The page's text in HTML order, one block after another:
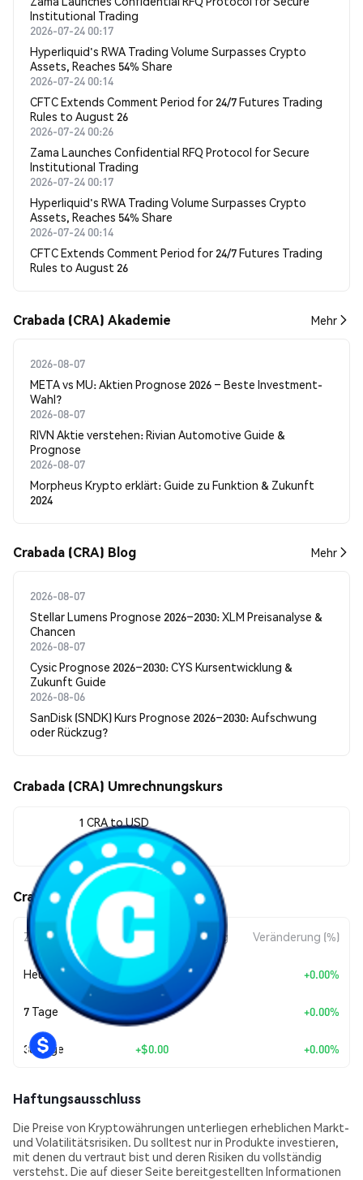
Institutional Trading
2026-07-24 00:17
Hyperliquid's RWA Trading Volume Surpasses Crypto
Assets, Reaches 54% Share
2026-07-24 00:14
CFTC Extends Comment Period for 24/7 Futures Trading
Rules to August 26
2026-07-24 00:26
Zama Launches Confidential RFQ Protocol for Secure
Institutional Trading
2026-07-24 00:17
Hyperliquid's RWA Trading Volume Surpasses Crypto
Assets, Reaches 54% Share
2026-07-24 00:14
CFTC Extends Comment Period for 24/7 Futures Trading
Rules to August 26
Crabada (CRA) Akademie Mehr
2026-08-07
META vs MU: Aktien Prognose 2026 – Beste Investment-
Wahl?
2026-08-07
RIVN Aktie verstehen: Rivian Automotive Guide &
Prognose
2026-08-07
Morpheus Krypto erklärt: Guide zu Funktion & Zukunft
2024
Crabada (CRA) Blog Mehr
2026-08-07
Stellar Lumens Prognose 2026–2030: XLM Preisanalyse &
Chancen
2026-08-07
Cysic Prognose 2026–2030: CYS Kursentwicklung &
Zukunft Guide
2026-08-06
SanDisk (SNDK) Kurs Prognose 2026–2030: Aufschwung
oder Rückzug?
Crabada (CRA) Umrechnungskurs
1 CRA to USD
$0.00009552
Crabada (CRA) Kursbewegungen
Zeitraum Betragsänderung Veränderung (%)
Heute $0.00 +0.00%
7 Tage +$0.00 +0.00%
30 Tage +$0.00 +0.00%
Haftungsausschluss
Die Preise von Kryptowährungen unterliegen erheblichen Markt-
und Volatilitätsrisiken. Du solltest nur in Produkte investieren,
mit denen du vertraut bist und deren Risiken du vollständig
verstehst. Die auf dieser Seite bereitgestellten Informationen